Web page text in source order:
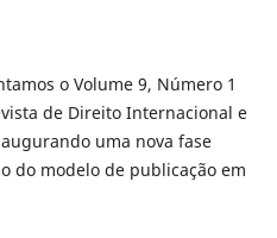
o Volume 9, Número 1
de Direito Internacional e
uma nova fase
do modelo de publicação em